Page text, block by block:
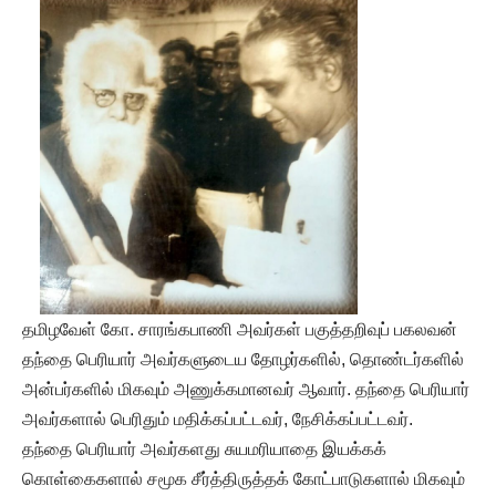
தமிழவேள் கோ. சாரங்கபாணி அவர்கள் பகுத்தறிவுப் பகலவன்
தந்தை பெரியார் அவர்களுடைய தோழர்களில், தொண்டர்களில்
அன்பர்களில் மிகவும் அணுக்கமானவர் ஆவார். தந்தை பெரியார்
அவர்களால் பெரிதும் மதிக்கப்பட்டவர், நேசிக்கப்பட்டவர்.
தந்தை பெரியார் அவர்களது சுயமரியாதை இயக்கக்
கொள்கைகளால் சமூக சீர்த்திருத்தக் கோட்பாடுகளால் மிகவும்